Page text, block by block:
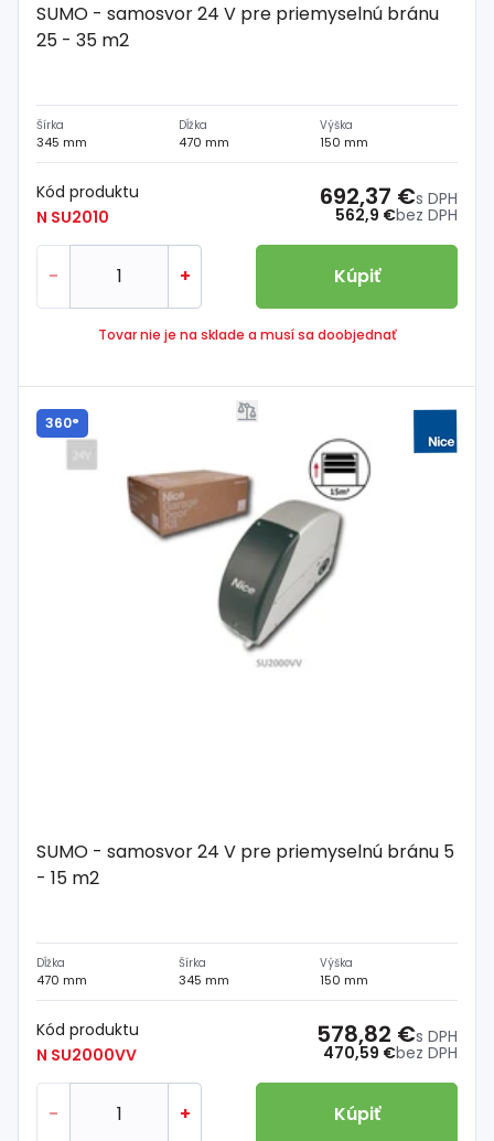
SUMO - samosvor 24 V pre priemyselnú bránu
25 - 35 m2
Šírka
345 mm
Dĺžka
470 mm
Výška
150 mm
Kód produktu
N SU2010
562,9 €bez DPH
692,37 €s DPH
- + Kúpiť
Tovar nie je na sklade a musí sa doobjednať
360°
SUMO - samosvor 24 V pre priemyselnú bránu 5
- 15 m2
Dĺžka
470 mm
Šírka
345 mm
Výška
150 mm
Kód produktu
N SU2000VV
470,59 €bez DPH
578,82 €s DPH
- + Kúpiť